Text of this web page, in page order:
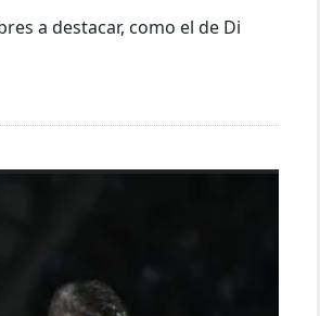
a destacar, como el de Di